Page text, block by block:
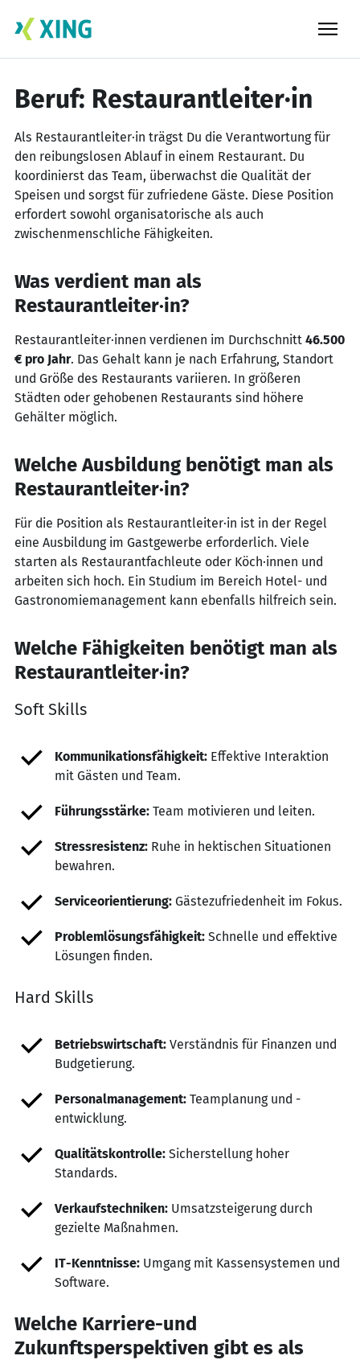
Beruf: Restaurantleiter·in
Als Restaurantleiter·in trägst Du die Verantwortung für
den reibungslosen Ablauf in einem Restaurant. Du
koordinierst das Team, überwachst die Qualität der
Speisen und sorgst für zufriedene Gäste. Diese Position
erfordert sowohl organisatorische als auch
zwischenmenschliche Fähigkeiten.
Was verdient man als
Restaurantleiter·in?
Restaurantleiter·innen verdienen im Durchschnitt 46.500
€ pro Jahr. Das Gehalt kann je nach Erfahrung, Standort
und Größe des Restaurants variieren. In größeren
Städten oder gehobenen Restaurants sind höhere
Gehälter möglich.
Welche Ausbildung benötigt man als
Restaurantleiter·in?
Für die Position als Restaurantleiter·in ist in der Regel
eine Ausbildung im Gastgewerbe erforderlich. Viele
starten als Restaurantfachleute oder Köch·innen und
arbeiten sich hoch. Ein Studium im Bereich Hotel- und
Gastronomiemanagement kann ebenfalls hilfreich sein.
Welche Fähigkeiten benötigt man als
Restaurantleiter·in?
Soft Skills
Kommunikationsfähigkeit: Effektive Interaktion
mit Gästen und Team.
Führungsstärke: Team motivieren und leiten.
Stressresistenz: Ruhe in hektischen Situationen
bewahren.
Serviceorientierung: Gästezufriedenheit im Fokus.
Problemlösungsfähigkeit: Schnelle und effektive
Lösungen finden.
Hard Skills
Betriebswirtschaft: Verständnis für Finanzen und
Budgetierung.
Personalmanagement: Teamplanung und -
entwicklung.
Qualitätskontrolle: Sicherstellung hoher
Standards.
Verkaufstechniken: Umsatzsteigerung durch
gezielte Maßnahmen.
IT-Kenntnisse: Umgang mit Kassensystemen und
Software.
Welche Karriere-und
Zukunftsperspektiven gibt es als